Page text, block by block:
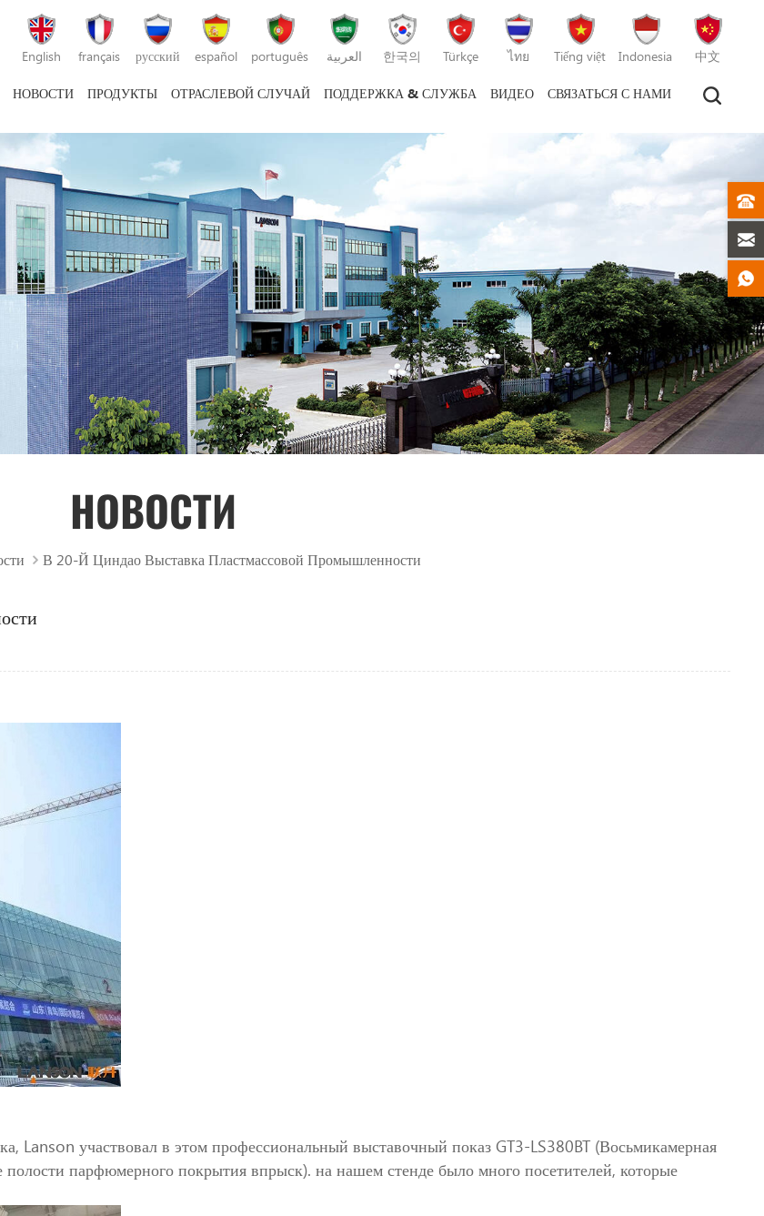
English français русский español português العربية 한국의 Türkçe ไทย Tiếng việt Indonesia 中文
НОВОСТИ ПРОДУКТЫ ОТРАСЛЕВОЙ СЛУЧАЙ ПОДДЕРЖКА & СЛУЖБА ВИДЕО СВЯЗАТЬСЯ С НАМИ
НОВОСТИ
В 20-Й Циндао Выставка Пластмассовой Промышленности
Lanson участвовал в этом профессиональный выставочный показ GT3-LS380BT (Восьмикамерная
полости парфюмерного покрытия впрыск). на нашем стенде было много посетителей, которые